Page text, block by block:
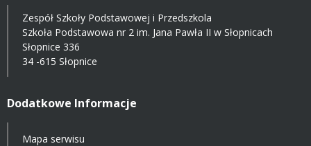
Zespół Szkoły Podstawowej i Przedszkola
Szkoła Podstawowa nr 2 im. Jana Pawła II w Słopnicach
Słopnice 336
34 -615 Słopnice
Dodatkowe Informacje
Mapa serwisu